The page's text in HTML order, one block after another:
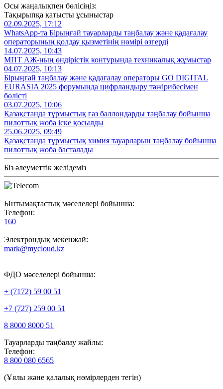
Осы жаңалықпен бөлісіңіз:
Тақырыпқа қатысты ұсыныстар
02.09.2025, 17:12
WhatsApp-та Бірыңғай тауарларды таңбалау және қадағалау
операторының қолдау қызметінің нөмірі өзгерді
14.07.2025, 10:43
МПТ АЖ-ның өндірістік контурында техникалық жұмыстар
04.07.2025, 10:13
Бірыңғай таңбалау және қадағалау операторы GO DIGITAL
EURASIA 2025 форумында цифрландыру тәжірибесімен
бөлісті
03.07.2025, 10:06
Қазақстанда тұрмыстық газ баллондарды таңбалау бойынша
пилоттық жоба іске қосылды
25.06.2025, 09:49
Қазақстанда тұрмыстық химия тауарларын таңбалау бойынша
пилоттық жоба басталады
Біз әлеуметтік желідеміз
Ынтымақтастық мәселелері бойынша:
Телефон:
160
Электрондық мекенжай:
mark@mycloud.kz
ФДО мәселелері бойынша:
+ (7172) 59 00 51
+7 (727) 259 00 51
8 8000 8000 51
Тауарларды таңбалау жайлы:
Телефон:
8 800 080 6565
(Ұялы және қалалық нөмірлерден тегін)